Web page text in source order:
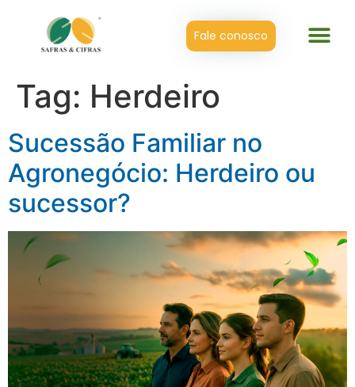
Fale conosco
Tag: Herdeiro
Sucessão Familiar no
Agronegócio: Herdeiro ou
sucessor?